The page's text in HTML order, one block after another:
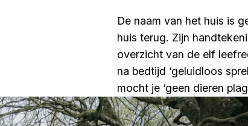
De naam van het huis is
huis terug. Zijn
overzicht van de elf
na bedtijd ‘geluidloos
mocht je ‘geen dieren